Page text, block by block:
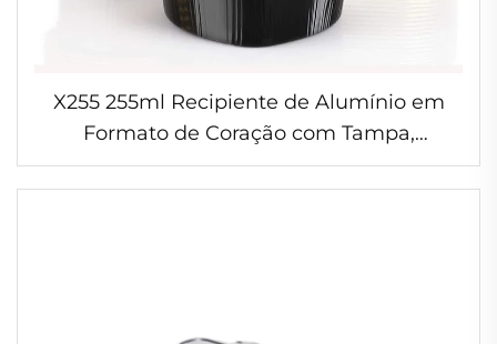
X255 255ml Recipiente de Alumínio em
Formato de Coração com Tampa,
Reciclável, para Festas, Lanches,
Sobremesas, Flan, Cupcake, Torta e